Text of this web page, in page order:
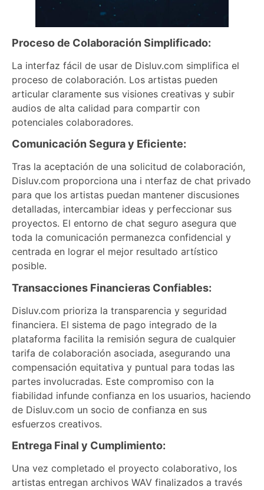
Proceso de Colaboración Simplificado:
La interfaz fácil de usar de Disluv.com simplifica el
proceso de colaboración. Los artistas pueden
articular claramente sus visiones creativas y subir
audios de alta calidad para compartir con
potenciales colaboradores.
Comunicación Segura y Eficiente:
Tras la aceptación de una solicitud de colaboración,
Disluv.com proporciona una i nterfaz de chat privado
para que los artistas puedan mantener discusiones
detalladas, intercambiar ideas y perfeccionar sus
proyectos. El entorno de chat seguro asegura que
toda la comunicación permanezca confidencial y
centrada en lograr el mejor resultado artístico
posible.
Transacciones Financieras Confiables:
Disluv.com prioriza la transparencia y seguridad
financiera. El sistema de pago integrado de la
plataforma facilita la remisión segura de cualquier
tarifa de colaboración asociada, asegurando una
compensación equitativa y puntual para todas las
partes involucradas. Este compromiso con la
fiabilidad infunde confianza en los usuarios, haciendo
de Disluv.com un socio de confianza en sus
esfuerzos creativos.
Entrega Final y Cumplimiento:
Una vez completado el proyecto colaborativo, los
artistas entregan archivos WAV finalizados a través